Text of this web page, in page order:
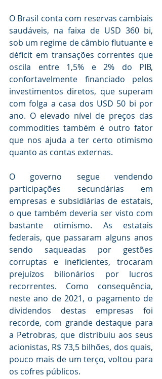
O Brasil conta com reservas cambiais
saudáveis, na faixa de USD 360 bi,
sob um regime de câmbio flutuante e
déficit em transações correntes que
oscila entre 1,5% e 2% do PIB,
confortavelmente financiado pelos
investimentos diretos, que superam
com folga a casa dos USD 50 bi por
ano. O elevado nível de preços das
commodities também é outro fator
que nos ajuda a ter certo otimismo
quanto as contas externas.
O governo segue vendendo
participações secundárias em
empresas e subsidiárias de estatais,
o que também deveria ser visto com
bastante otimismo. As estatais
federais, que passaram alguns anos
sendo saqueadas por gestões
corruptas e ineficientes, trocaram
prejuízos bilionários por lucros
recorrentes. Como consequência,
neste ano de 2021, o pagamento de
dividendos destas empresas foi
recorde, com grande destaque para
a Petrobras, que distribuiu aos seus
acionistas, R$ 73,5 bilhões, dos quais,
pouco mais de um terço, voltou para
os cofres públicos.